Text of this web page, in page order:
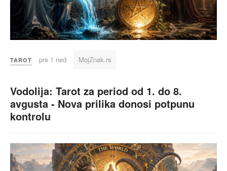
TAROT pre 1 ned MojZnak.rs
Vodolija: Tarot za period od 1. do 8.
avgusta - Nova prilika donosi potpunu
kontrolu